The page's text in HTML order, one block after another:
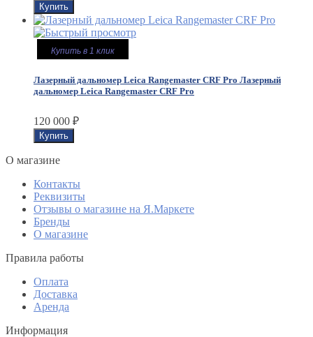
Купить в 1 клик
Лазерный дальномер Leica Rangemaster CRF Pro Лазерный
дальномер Leica Rangemaster CRF Pro
120 000 ₽
O магазине
Контакты
Реквизиты
Отзывы о магазине на Я.Маркете
Бренды
О магазине
Правила работы
Оплата
Доставка
Аренда
Информация